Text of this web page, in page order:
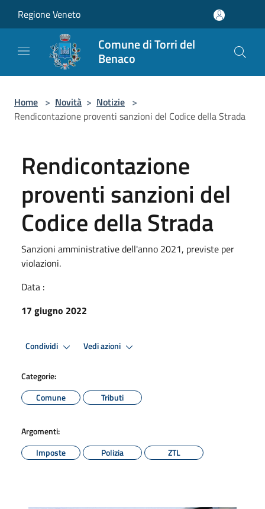
Regione Veneto
Comune di Torri del
Benaco
Home > Novità > Notizie >
Rendicontazione proventi sanzioni del Codice della Strada
Rendicontazione
proventi sanzioni del
Codice della Strada
Sanzioni amministrative dell'anno 2021, previste per
violazioni.
Data :
17 giugno 2022
Condividi Vedi azioni
Categorie:
Comune
Tributi
Argomenti:
Imposte
Polizia ZTL